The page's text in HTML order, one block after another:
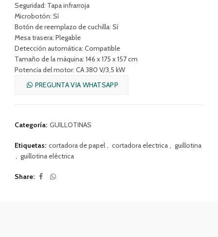
Seguridad: Tapa infrarroja
Microbotón: Sí
Botón de reemplazo de cuchilla: Sí
Mesa trasera: Plegable
Detección automática: Compatible
Tamaño de la máquina: 146 x 175 x 157 cm
Potencia del motor: CA 380 V/3,5 kW
PREGUNTA VIA WHATSAPP
Categoría: GUILLOTINAS
Etiquetas: cortadora de papel , cortadora electrica , guillotina
, guillotina eléctrica
Share